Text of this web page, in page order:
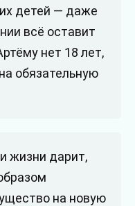
детей — даже
всё оставит
нет 18 лет,
обязательную
жизни дарит,
на новую